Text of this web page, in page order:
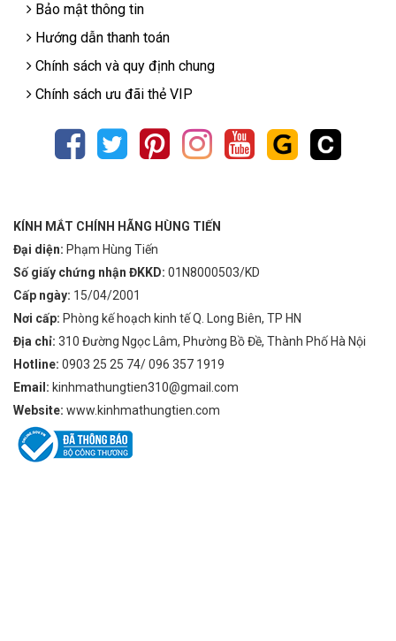
Bảo mật thông tin
Hướng dẫn thanh toán
Chính sách và quy định chung
Chính sách ưu đãi thẻ VIP
KÍNH MẮT CHÍNH HÃNG HÙNG TIẾN
Đại diện: Phạm Hùng Tiến
Số giấy chứng nhận ĐKKD: 01N8000503/KD
Cấp ngày: 15/04/2001
Nơi cấp: Phòng kế hoạch kinh tế Q. Long Biên, TP HN
Địa chỉ: 310 Đường Ngọc Lâm, Phường Bồ Đề, Thành Phố Hà Nội
Hotline: 0903 25 25 74/ 096 357 1919
Email: kinhmathungtien310@gmail.com
Website: www.kinhmathungtien.com